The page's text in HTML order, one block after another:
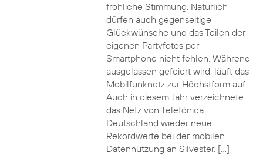
fröhliche Stimmung. Natürlich
dürfen auch gegenseitige
Glückwünsche und das Teilen der
eigenen Partyfotos per
Smartphone nicht fehlen. Während
ausgelassen gefeiert wird, läuft das
Mobilfunknetz zur Höchstform auf.
Auch in diesem Jahr verzeichnete
das Netz von Telefónica
Deutschland wieder neue
Rekordwerte bei der mobilen
Datennutzung an Silvester. […]